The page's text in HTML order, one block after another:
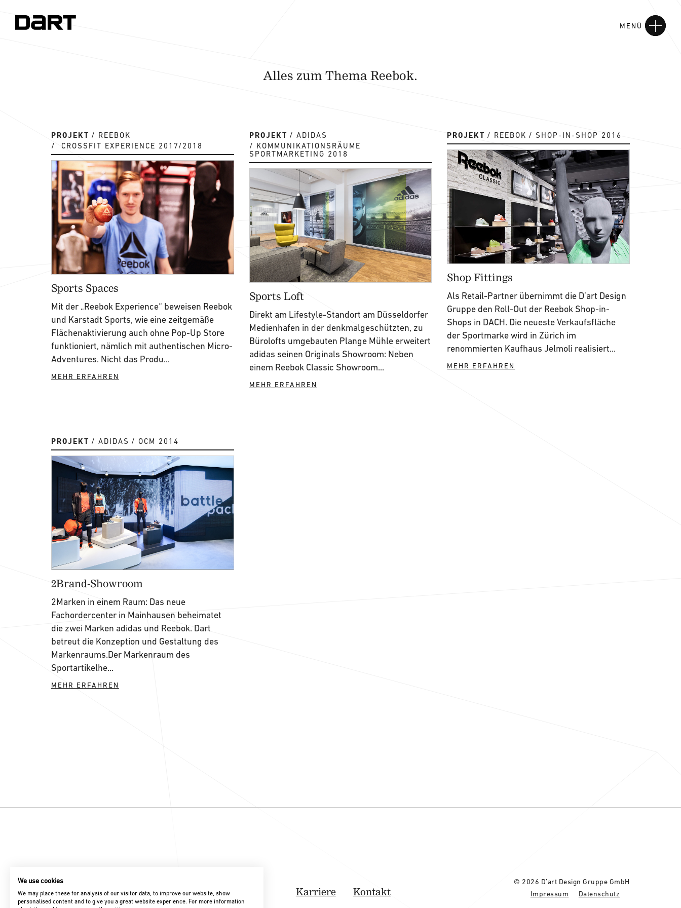
MENÜ
Alles zum Thema Reebok.
PROJEKT
REEBOK
CROSSFIT EXPERIENCE 2017/2018
Sports Spaces
Mit der „Reebok Experience“ beweisen Reebok
und Karstadt Sports, wie eine zeitgemäße
Flächenaktivierung auch ohne Pop-Up Store
funktioniert, nämlich mit authentischen Micro-
Adventures. Nicht das Produ...
MEHR ERFAHREN
PROJEKT
ADIDAS
KOMMUNIKATIONSRÄUME
SPORTMARKETING 2018
Sports Loft
Direkt am Lifestyle-Standort am Düsseldorfer
Medienhafen in der denkmalgeschützten, zu
Bürolofts umgebauten Plange Mühle erweitert
adidas seinen Originals Showroom: Neben
einem Reebok Classic Showroom...
MEHR ERFAHREN
PROJEKT REEBOK SHOP-IN-SHOP 2016
Shop Fittings
Als Retail-Partner übernimmt die D’art Design
Gruppe den Roll-Out der Reebok Shop-in-
Shops in DACH. Die neueste Verkaufsfläche
der Sportmarke wird in Zürich im
renommierten Kaufhaus Jelmoli realisiert...
MEHR ERFAHREN
PROJEKT ADIDAS OCM 2014
2Brand-Showroom
2Marken in einem Raum: Das neue
Fachordercenter in Mainhausen beheimatet
die zwei Marken adidas und Reebok. Dart
betreut die Konzeption und Gestaltung des
Markenraums.Der Markenraum des
Sportartikelhe...
MEHR ERFAHREN
Karriere Kontakt
© 2026 D’art Design Gruppe GmbH
Impressum
Datenschutz
We use cookies
We may place these for analysis of our visitor data, to improve our website, show
personalised content and to give you a great website experience. For more information